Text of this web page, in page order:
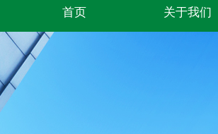
首页 关于我们